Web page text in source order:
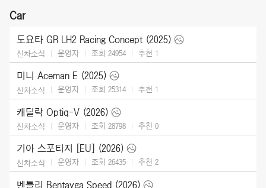
Car
도요타 GR LH2 Racing Concept (2025)
신차소식 운영자 조회 24954 추천 1
미니 Aceman E (2025)
신차소식 운영자 조회 25314 추천 1
캐딜락 Optiq-V (2026)
신차소식 운영자 조회 28798 추천 0
기아 스포티지 [EU] (2026)
신차소식 운영자 조회 26435 추천 2
벤틀리 Bentayga Speed (2026)